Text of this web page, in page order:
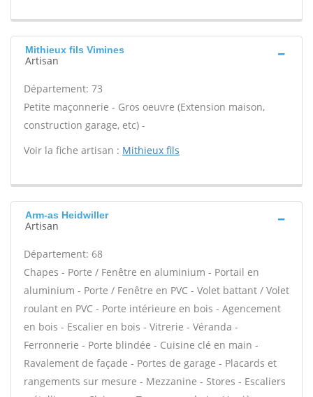
Mithieux fils Vimines
Artisan
Département: 73
Petite maçonnerie - Gros oeuvre (Extension maison,
construction garage, etc) -
Voir la fiche artisan : Mithieux fils
Arm-as Heidwiller
Artisan
Département: 68
Chapes - Porte / Fenêtre en aluminium - Portail en
aluminium - Porte / Fenêtre en PVC - Volet battant / Volet
roulant en PVC - Porte intérieure en bois - Agencement
en bois - Escalier en bois - Vitrerie - Véranda -
Ferronnerie - Porte blindée - Cuisine clé en main -
Ravalement de façade - Portes de garage - Placards et
rangements sur mesure - Mezzanine - Stores - Escaliers